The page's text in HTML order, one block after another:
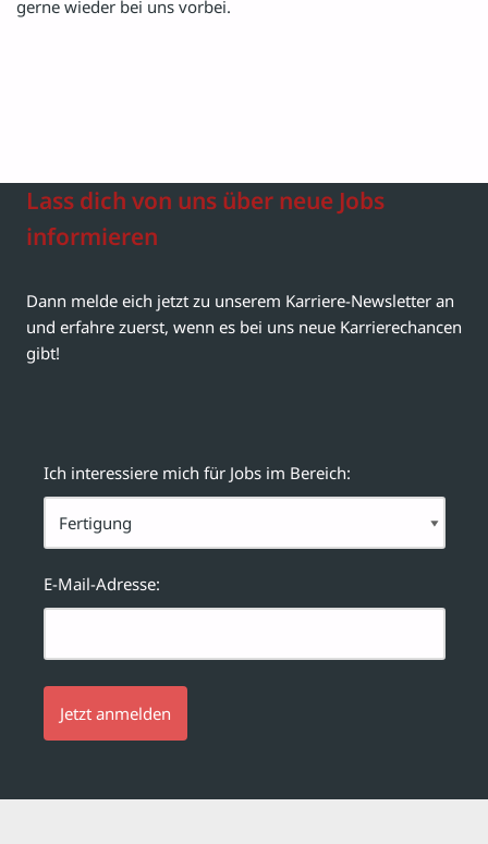
gerne wieder bei uns vorbei.
Lass dich von uns über neue Jobs
informieren
Dann melde eich jetzt zu unserem Karriere-Newsletter an
und erfahre zuerst, wenn es bei uns neue Karrierechancen
gibt!
Ich interessiere mich für Jobs im Bereich:
E-Mail-Adresse: